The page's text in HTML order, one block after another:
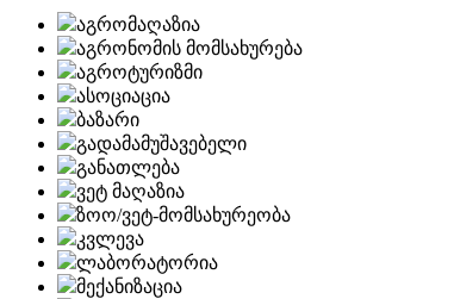
აგრომაღაზია
აგრონომის მომსახურება
აგროტურიზმი
ასოციაცია
ბაზარი
გადამამუშავებელი
განათლება
ვეტ მაღაზია
ზოო/ვეტ-მომსახურეობა
კვლევა
ლაბორატორია
მექანიზაცია